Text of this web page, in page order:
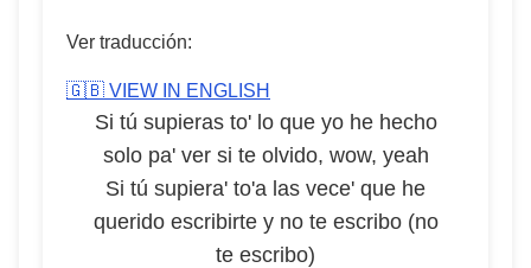
Ver traducción:
🇬🇧 VIEW IN ENGLISH
Si tú supieras to' lo que yo he hecho
solo pa' ver si te olvido, wow, yeah
Si tú supiera' to'a las vece' que he
querido escribirte y no te escribo (no
te escribo)